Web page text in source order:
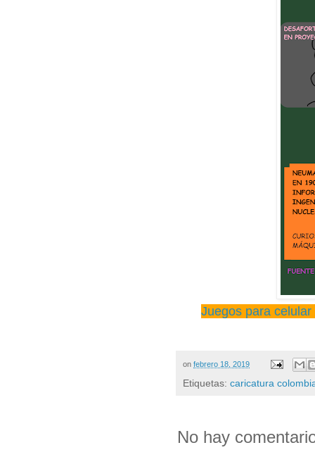
Juegos para
on febrero 18, 2019
Etiquetas: caricatura
No hay